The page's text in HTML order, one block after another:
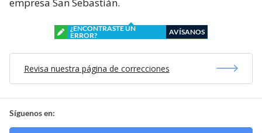
Minvu.
Luego de jurar ante el Poder Judicial, Berríos Pozas
tendrá un plazo de 30 días para ejecutar un informe
acabado sobre las construcciones a cargo de la
empresa San Sebastián.